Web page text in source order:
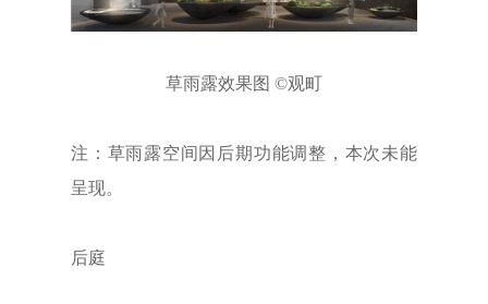
草雨露效果图 ©观町
注：草雨露空间因后期功能调整，本次未能
呈现。
后庭